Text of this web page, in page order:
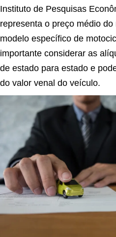
Instituto de Pesquisas
representa o preço médio
modelo específico de
importante considerar as
de estado para estado e
do valor venal do veículo.